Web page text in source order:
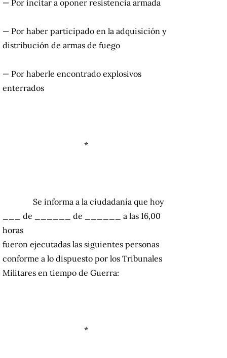
— Por incitar a oponer resistencia armada
— Por haber participado en la adquisición y
distribución de armas de fuego
— Por haberle encontrado explosivos
enterrados
*
Se informa a la ciudadanía que hoy
___ de ______ de ______ a las 16,00
horas
fueron ejecutadas las siguientes personas
conforme a lo dispuesto por los Tribunales
Militares en tiempo de Guerra:
*